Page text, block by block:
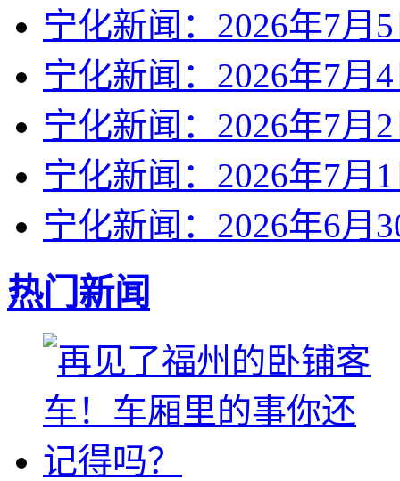
宁化新闻：2026年7月
宁化新闻：2026年7月
宁化新闻：2026年7月
宁化新闻：2026年7月
宁化新闻：2026年6月
热门新闻